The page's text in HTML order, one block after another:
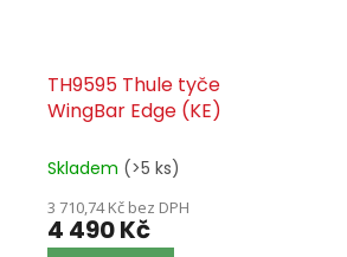
TH9595 Thule tyče
WingBar Edge (KE)
Skladem (>5 ks)
3 710,74 Kč bez DPH
4 490 Kč